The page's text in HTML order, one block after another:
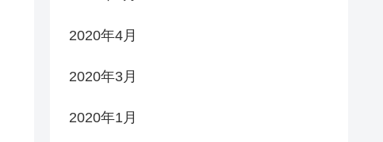
2020年4月
2020年3月
2020年1月